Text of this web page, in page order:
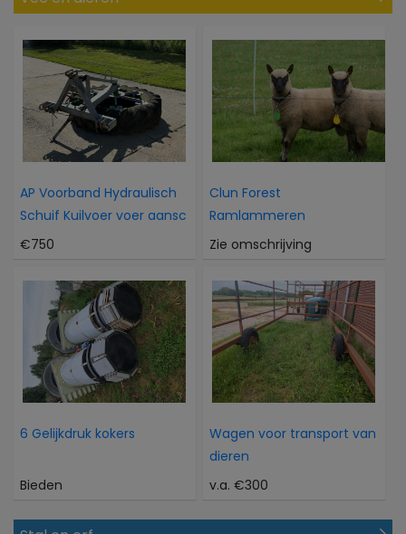
AP Voorband Hydraulisch
Schuif Kuilvoer voer aansc
€750
Clun Forest
Ramlammeren
Zie omschrijving
6 Gelijkdruk kokers
Bieden
Wagen voor transport van
dieren
v.a. €300